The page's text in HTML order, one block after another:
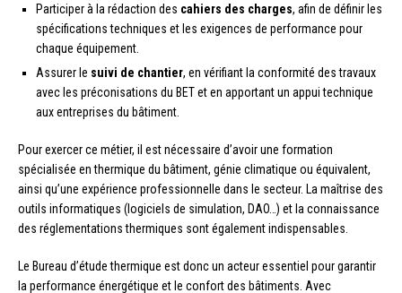
Participer à la rédaction des cahiers des charges, afin de définir les
spécifications techniques et les exigences de performance pour
chaque équipement.
Assurer le suivi de chantier, en vérifiant la conformité des travaux
avec les préconisations du BET et en apportant un appui technique
aux entreprises du bâtiment.
Pour exercer ce métier, il est nécessaire d’avoir une formation
spécialisée en thermique du bâtiment, génie climatique ou équivalent,
ainsi qu’une expérience professionnelle dans le secteur. La maîtrise des
outils informatiques (logiciels de simulation, DAO…) et la connaissance
des réglementations thermiques sont également indispensables.
Le Bureau d’étude thermique est donc un acteur essentiel pour garantir
la performance énergétique et le confort des bâtiments. Avec